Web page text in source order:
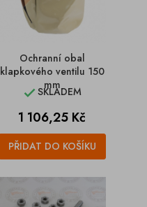
Ochranní obal
klapkového ventilu 150
mm
SKLADEM
Cena
1 106,25 Kč
PŘIDAT DO KOŠÍKU